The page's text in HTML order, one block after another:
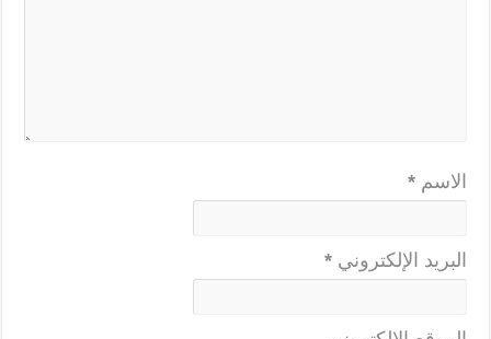
الاسم *
البريد الإلكتروني *